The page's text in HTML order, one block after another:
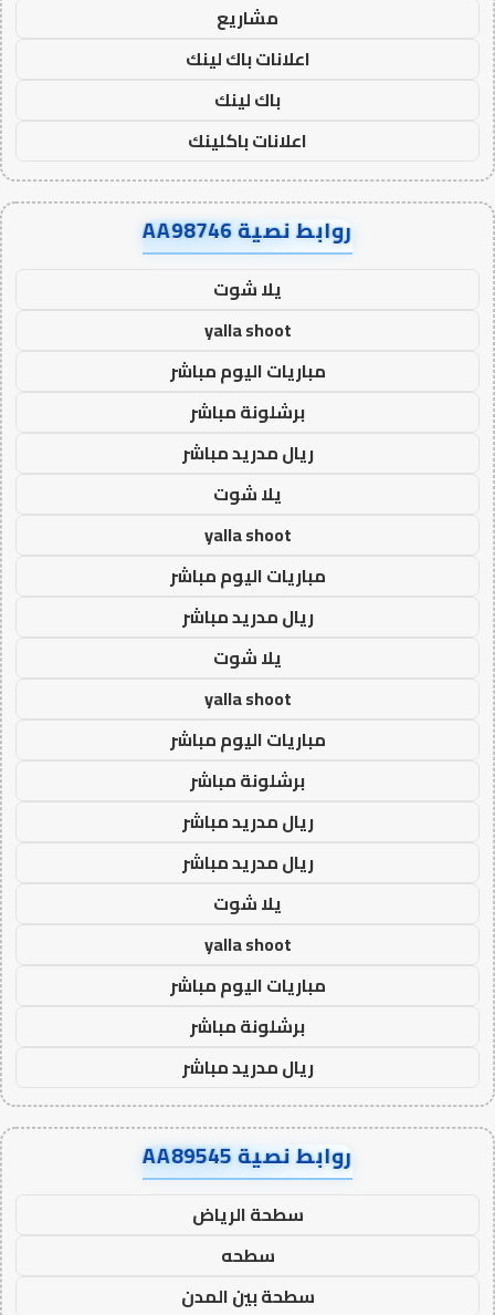
مشاريع
اعلانات باك لينك
باك لينك
اعلانات باكلينك
روابط نصية AA98746
يلا شوت
yalla shoot
مباريات اليوم مباشر
برشلونة مباشر
ريال مدريد مباشر
يلا شوت
yalla shoot
مباريات اليوم مباشر
ريال مدريد مباشر
يلا شوت
yalla shoot
مباريات اليوم مباشر
برشلونة مباشر
ريال مدريد مباشر
ريال مدريد مباشر
يلا شوت
yalla shoot
مباريات اليوم مباشر
برشلونة مباشر
ريال مدريد مباشر
روابط نصية AA89545
سطحة الرياض
سطحه
سطحة بين المدن